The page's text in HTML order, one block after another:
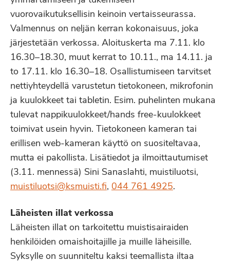
vuorovaikutuksellisin keinoin vertaisseurassa.
Valmennus on neljän kerran kokonaisuus, joka
järjestetään verkossa. Aloituskerta ma 7.11. klo
16.30–18.30, muut kerrat to 10.11., ma 14.11. ja
to 17.11. klo 16.30–18. Osallistumiseen tarvitset
nettiyhteydellä varustetun tietokoneen, mikrofonin
ja kuulokkeet tai tabletin. Esim. puhelinten mukana
tulevat nappikuulokkeet/hands free-kuulokkeet
toimivat usein hyvin. Tietokoneen kameran tai
erillisen web-kameran käyttö on suositeltavaa,
mutta ei pakollista. Lisätiedot ja ilmoittautumiset
(3.11. mennessä) Sini Sanaslahti, muistiluotsi,
muistiluotsi@ksmuisti.fi, 044 761 4925.
Läheisten illat verkossa
Läheisten illat on tarkoitettu muistisairaiden
henkilöiden omaishoitajille ja muille läheisille.
Syksylle on suunniteltu kaksi teemallista iltaa